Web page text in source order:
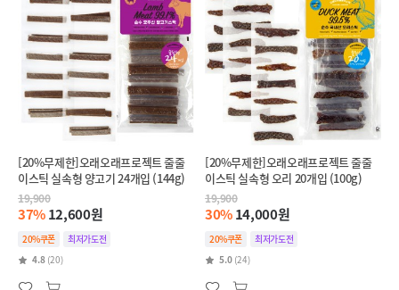
[20%무제한]오래오래프로젝트 줄줄
이스틱 실속형 양고기 24개입 (144g)
19,900
37%12,600원
20%쿠폰
최저가도전
4.8 (20)
[20%무제한]오래오래프로젝트 줄줄
이스틱 실속형 오리 20개입 (100g)
19,900
30%14,000원
20%쿠폰
최저가도전
5.0 (24)